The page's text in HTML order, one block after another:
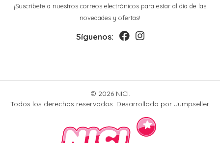
¡Suscríbete a nuestros correos electrónicos para estar al día de las
novedades y ofertas!
Síguenos:
© 2026 NICI.
Todos los derechos reservados. Desarrollado por Jumpseller.